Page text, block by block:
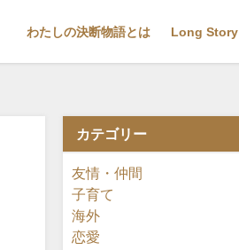
わたしの決断物語とは Long Story
カテゴリー
友情・仲間
子育て
海外
恋愛